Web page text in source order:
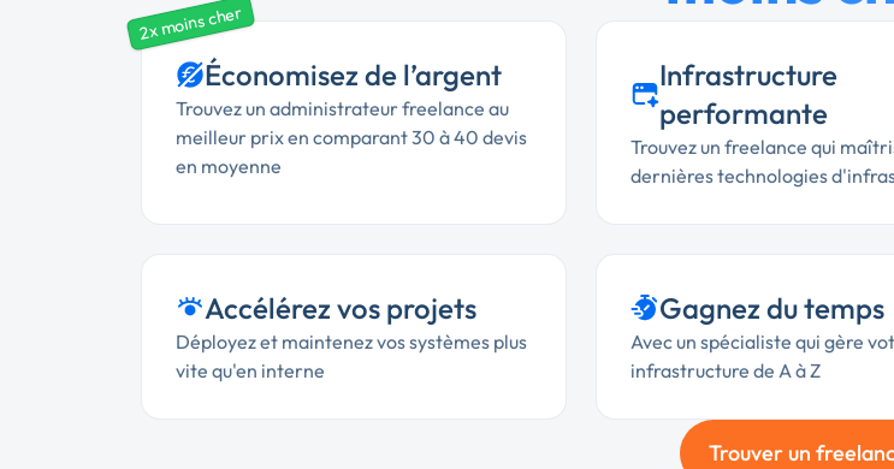
2x moins cher
Économisez de l’argent
Trouvez un administrateur freelance au
meilleur prix en comparant 30 à 40 devis
en moyenne
Infrastructure
performante
Trouvez un freelance qui
dernières technologies
Accélérez vos projets
Déployez et maintenez vos systèmes plus
vite qu'en interne
Gagnez du temps
Avec un spécialiste qui gère
infrastructure de A à Z
Trouver un